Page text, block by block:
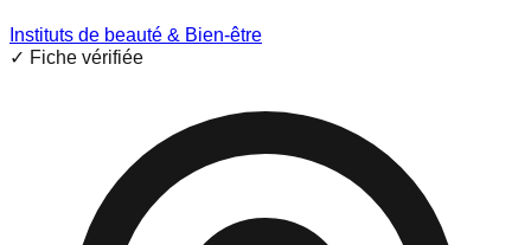
Instituts de beauté & Bien-être
✓ Fiche vérifiée